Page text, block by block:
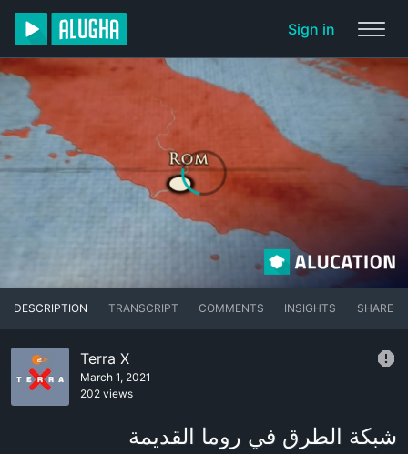
Sign in
DESCRIPTION TRANSCRIPT COMMENTS INSIGHTS SHARE
Terra X
March 1, 2021
202 views
شبكة الطرق في روما القديمة